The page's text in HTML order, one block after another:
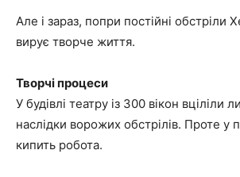
Але і зараз, попри постійні обстріли
вирує творче життя.
Творчі процеси
У будівлі театру із 300 вікон вціліли
наслідки ворожих обстрілів. Проте у
кипить робота.